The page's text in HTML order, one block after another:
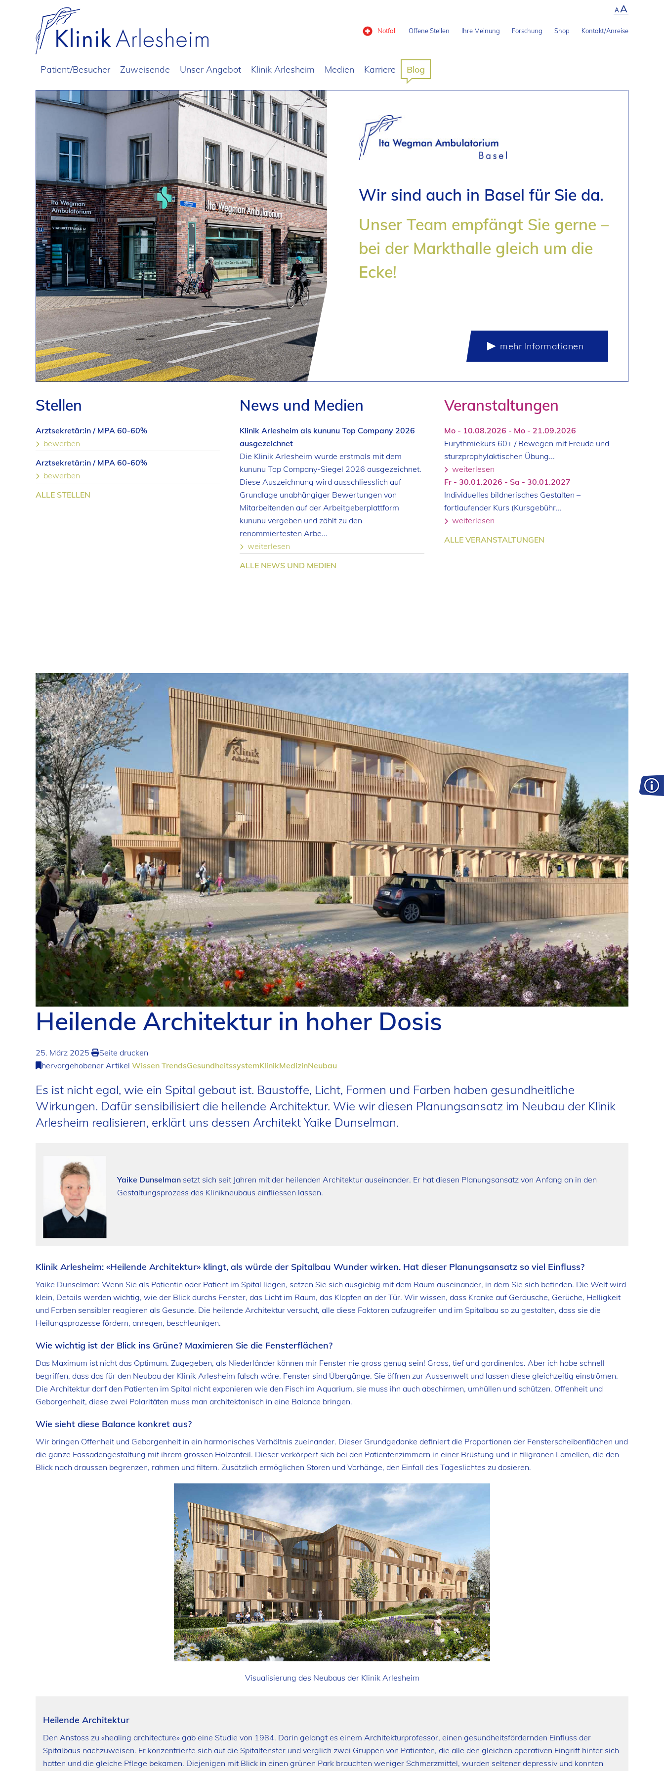
AA
Notfall Offene Stellen Ihre Meinung Forschung Shop Kontakt/Anreise
Patient/Besucher Zuweisende Unser Angebot Klinik Arlesheim Medien Karriere Blog
Wir sind auch in Basel für Sie da.
Unser Team empfängt Sie gerne –
bei der Markthalle gleich um die
Ecke!
mehr Informationen
Stellen
Arztsekretär:in / MPA 60-60%
bewerben
Arztsekretär:in / MPA 60-60%
bewerben
ALLE STELLEN
News und Medien
Klinik Arlesheim als kununu Top Company 2026
ausgezeichnet
Die Klinik Arlesheim wurde erstmals mit dem
kununu Top Company-Siegel 2026 ausgezeichnet.
Diese Auszeichnung wird ausschliesslich auf
Grundlage unabhängiger Bewertungen von
Mitarbeitenden auf der Arbeitgeberplattform
kununu vergeben und zählt zu den
renommiertesten Arbe...
weiterlesen
ALLE NEWS UND MEDIEN
Veranstaltungen
Mo - 10.08.2026 - Mo - 21.09.2026
Eurythmiekurs 60+ / Bewegen mit Freude und
sturzprophylaktischen Übung...
weiterlesen
Fr - 30.01.2026 - Sa - 30.01.2027
Individuelles bildnerisches Gestalten –
fortlaufender Kurs (Kursgebühr...
weiterlesen
ALLE VERANSTALTUNGEN
Heilende Architektur in hoher Dosis
25. März 2025
Seite drucken
hervorgehobener Artikel Wissen TrendsGesundheitssystemKlinikMedizinNeubau
Es ist nicht egal, wie ein Spital gebaut ist. Baustoffe, Licht, Formen und Farben haben gesundheitliche
Wirkungen. Dafür sensibilisiert die heilende Architektur. Wie wir diesen Planungsansatz im Neubau der Klinik
Arlesheim realisieren, erklärt uns dessen Architekt Yaike Dunselman.
Yaike Dunselman setzt sich seit Jahren mit der heilenden Architektur auseinander. Er hat diesen Planungsansatz von Anfang an in den
Gestaltungsprozess des Klinikneubaus einfliessen lassen.
Klinik Arlesheim: «Heilende Architektur» klingt, als würde der Spitalbau Wunder wirken. Hat dieser Planungsansatz so viel Einfluss?
Yaike Dunselman: Wenn Sie als Patientin oder Patient im Spital liegen, setzen Sie sich ausgiebig mit dem Raum auseinander, in dem Sie sich befinden. Die Welt wird
klein, Details werden wichtig, wie der Blick durchs Fenster, das Licht im Raum, das Klopfen an der Tür. Wir wissen, dass Kranke auf Geräusche, Gerüche, Helligkeit
und Farben sensibler reagieren als Gesunde. Die heilende Architektur versucht, alle diese Faktoren aufzugreifen und im Spitalbau so zu gestalten, dass sie die
Heilungsprozesse fördern, anregen, beschleunigen.
Wie wichtig ist der Blick ins Grüne? Maximieren Sie die Fensterflächen?
Das Maximum ist nicht das Optimum. Zugegeben, als Niederländer können mir Fenster nie gross genug sein! Gross, tief und gardinenlos. Aber ich habe schnell
begriffen, dass das für den Neubau der Klinik Arlesheim falsch wäre. Fenster sind Übergänge. Sie öffnen zur Aussenwelt und lassen diese gleichzeitig einströmen.
Die Architektur darf den Patienten im Spital nicht exponieren wie den Fisch im Aquarium, sie muss ihn auch abschirmen, umhüllen und schützen. Offenheit und
Geborgenheit, diese zwei Polaritäten muss man architektonisch in eine Balance bringen.
Wie sieht diese Balance konkret aus?
Wir bringen Offenheit und Geborgenheit in ein harmonisches Verhältnis zueinander. Dieser Grundgedanke definiert die Proportionen der Fensterscheibenflächen und
die ganze Fassadengestaltung mit ihrem grossen Holzanteil. Dieser verkörpert sich bei den Patientenzimmern in einer Brüstung und in filigranen Lamellen, die den
Blick nach draussen begrenzen, rahmen und filtern. Zusätzlich ermöglichen Storen und Vorhänge, den Einfall des Tageslichtes zu dosieren.
Visualisierung des Neubaus der Klinik Arlesheim
Heilende Architektur
Den Anstoss zu «healing architecture» gab eine Studie von 1984. Darin gelangt es einem Architekturprofessor, einen gesundheitsfördernden Einfluss der
Spitalbaus nachzuweisen. Er konzentrierte sich auf die Spitalfenster und verglich zwei Gruppen von Patienten, die alle den gleichen operativen Eingriff hinter sich
hatten und die gleiche Pflege bekamen. Diejenigen mit Blick in einen grünen Park brauchten weniger Schmerzmittel, wurden seltener depressiv und konnten